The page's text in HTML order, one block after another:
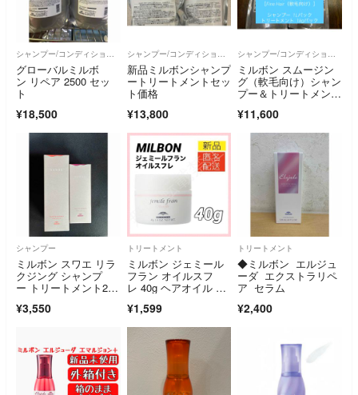
シャンプー/コンディショナーセット
グローバルミルボ
ン リペア 2500 セッ
ト
¥18,500
シャンプー/コンディショナーセット
新品ミルボンシャンプ
ートリートメントセッ
ト価格
¥13,800
シャンプー/コンディショナーセット
ミルボン スムージン
グ（軟毛向け）シャン
プー＆トリートメント
¥11,600
シャンプー
ミルボン スワエ リラ
クジング シャンプ
ー トリートメント200
¥3,550
トリートメント
ミルボン ジェミール
フラン オイルスフ
レ 40g ヘアオイル ト
¥1,599
トリートメント
◆ミルボン エルジュ
ーダ エクストラリペ
ア セラム
¥2,400